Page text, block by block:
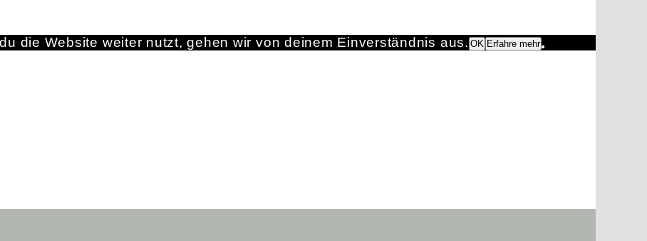
die Website weiter nutzt, gehen wir von deinem Einverständnis aus. OK Erfahre mehr